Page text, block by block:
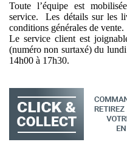
Toute l’équipe est
service. Les détails sur les
conditions générales de vente.
Le service client est
(numéro non surtaxé) du
14h00 à 17h30.